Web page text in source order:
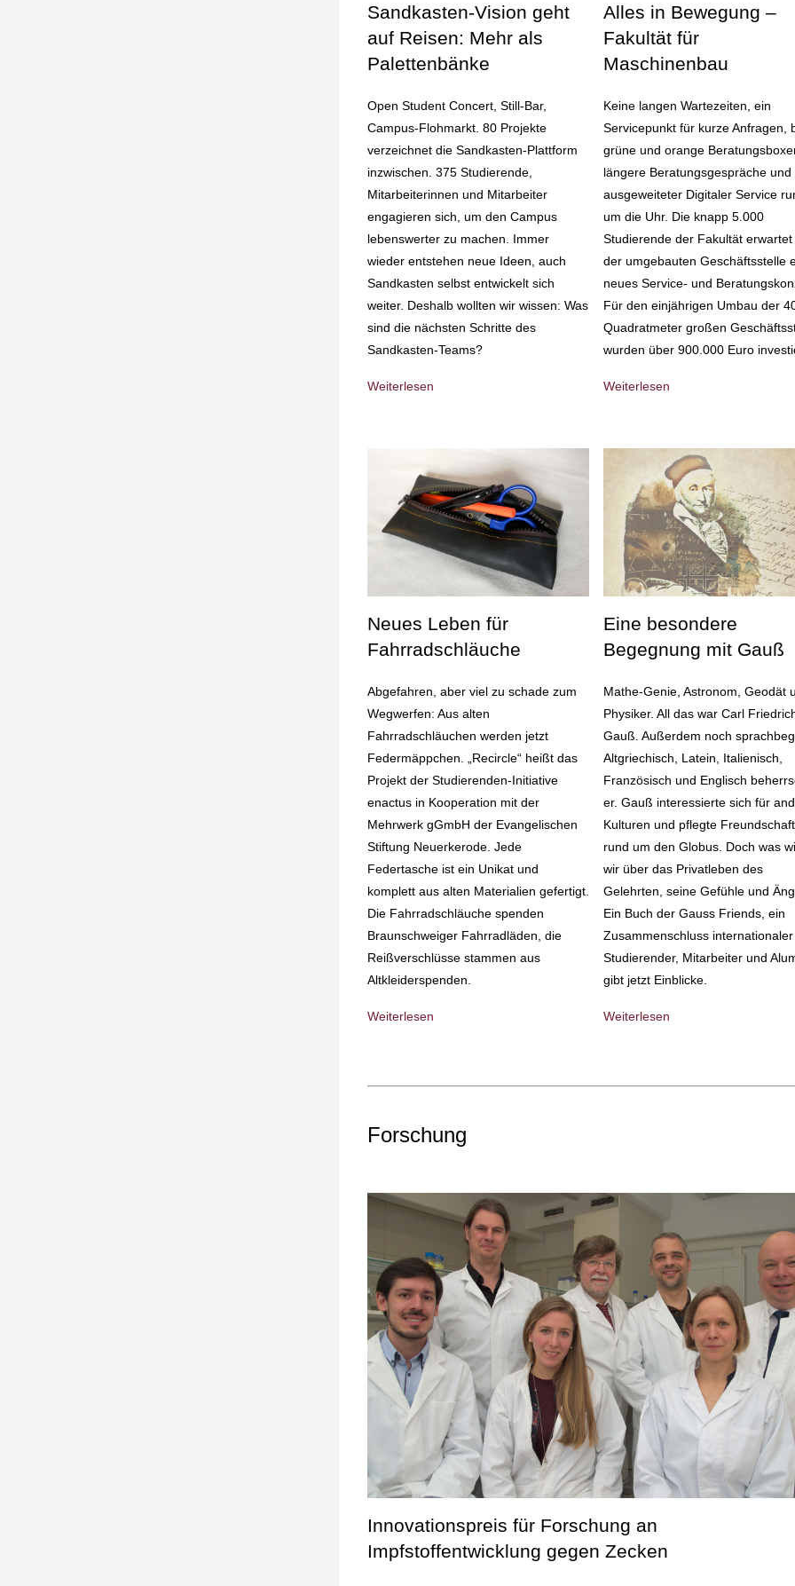
Sandkasten-Vision geht
auf Reisen: Mehr als
Palettenbänke
Open Student Concert, Still-Bar,
Campus-Flohmarkt. 80 Projekte
verzeichnet die Sandkasten-Plattform
inzwischen. 375 Studierende,
Mitarbeiterinnen und Mitarbeiter
engagieren sich, um den Campus
lebenswerter zu machen. Immer
wieder entstehen neue Ideen, auch
Sandkasten selbst entwickelt sich
weiter. Deshalb wollten wir wissen: Was
sind die nächsten Schritte des
Sandkasten-Teams?
Weiterlesen
Alles in Bewegung –
Fakultät für
Maschinenbau
Keine langen Wartezeiten, ein
Servicepunkt für kurze Anfragen,
grüne und orange
längere Beratungsgespräche und
ausgeweiteter Digitaler Service
um die Uhr. Die knapp 5.000
Studierende der Fakultät erwartet
der umgebauten Geschäftsstelle
neues Service- und
Für den einjährigen Umbau der
Quadratmeter großen
wurden über 900.000 Euro
Weiterlesen
Neues Leben für
Fahrradschläuche
Abgefahren, aber viel zu schade zum
Wegwerfen: Aus alten
Fahrradschläuchen werden jetzt
Federmäppchen. „Recircle“ heißt das
Projekt der Studierenden-Initiative
enactus in Kooperation mit der
Mehrwerk gGmbH der Evangelischen
Stiftung Neuerkerode. Jede
Federtasche ist ein Unikat und
komplett aus alten Materialien gefertigt.
Die Fahrradschläuche spenden
Braunschweiger Fahrradläden, die
Reißverschlüsse stammen aus
Altkleiderspenden.
Weiterlesen
Eine besondere
Begegnung mit Gauß
Mathe-Genie, Astronom, Geodät
Physiker. All das war Carl
Gauß. Außerdem noch
Altgriechisch, Latein, Italienisch,
Französisch und Englisch
er. Gauß interessierte sich für
Kulturen und pflegte
rund um den Globus. Doch was
wir über das Privatleben des
Gelehrten, seine Gefühle und
Ein Buch der Gauss Friends, ein
Zusammenschluss internationaler
Studierender, Mitarbeiter und
gibt jetzt Einblicke.
Weiterlesen
Forschung
Innovationspreis für Forschung an
Impfstoffentwicklung gegen Zecken